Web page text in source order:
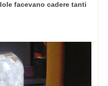
facevano cadere tanti